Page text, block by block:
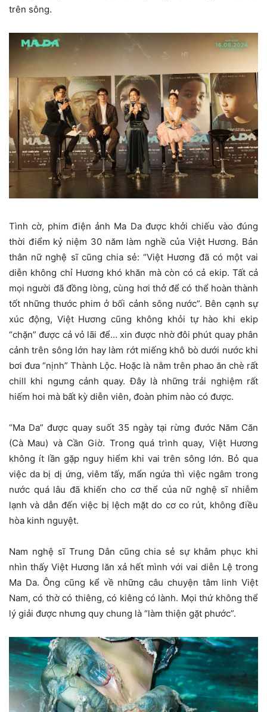
trên sông.
Tình cờ, phim điện ảnh Ma Da được khởi chiếu vào đúng
thời điểm kỷ niệm 30 năm làm nghề của Việt Hương. Bản
thân nữ nghệ sĩ cũng chia sẻ: “Việt Hương đã có một vai
diễn không chỉ Hương khó khăn mà còn có cả ekip. Tất cả
mọi người đã đồng lòng, cùng hơi thở để có thể hoàn thành
tốt những thước phim ở bối cảnh sông nước”. Bên cạnh sự
xúc động, Việt Hương cũng không khỏi tự hào khi ekip
“chặn” được cả vỏ lãi để… xin được nhờ đôi phút quay phân
cảnh trên sông lớn hay làm rớt miếng khô bò dưới nước khi
bơi đưa “nịnh” Thành Lộc. Hoặc là nằm trên phao ăn chè rất
chill khi ngưng cảnh quay. Đây là những trải nghiệm rất
hiếm hoi mà bất kỳ diễn viên, đoàn phim nào có được.
“Ma Da” được quay suốt 35 ngày tại rừng đước Năm Căn
(Cà Mau) và Cần Giờ. Trong quá trình quay, Việt Hương
không ít lần gặp nguy hiểm khi vai trên sông lớn. Bỏ qua
việc da bị dị ứng, viêm tấy, mẩn ngứa thì việc ngâm trong
nước quá lâu đã khiến cho cơ thể của nữ nghệ sĩ nhiễm
lạnh và dẫn đến việc bị lệch mặt do cơ co rút, không điều
hòa kinh nguyệt.
Nam nghệ sĩ Trung Dân cũng chia sẻ sự khâm phục khi
nhìn thấy Việt Hương lăn xả hết mình với vai diễn Lệ trong
Ma Da. Ông cũng kể về những câu chuyện tâm linh Việt
Nam, có thờ có thiêng, có kiêng có lành. Mọi thứ không thể
lý giải được nhưng quy chung là “làm thiện gặt phước”.